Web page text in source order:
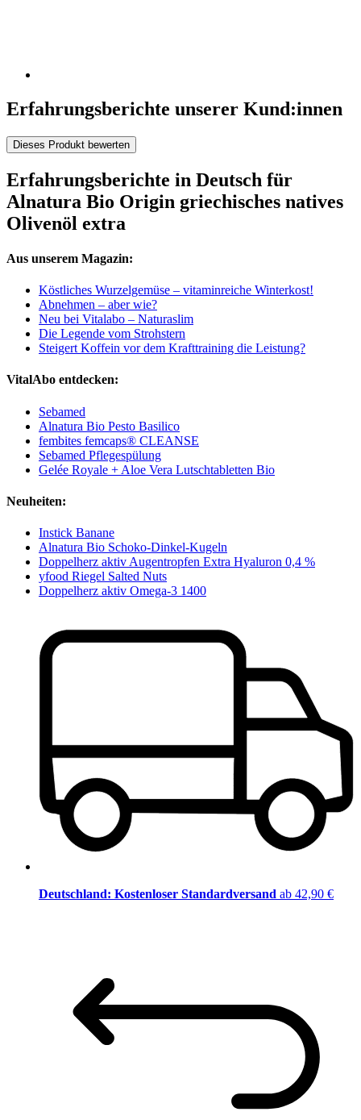
Erfahrungsberichte unserer Kund:innen
Dieses Produkt bewerten
Erfahrungsberichte in Deutsch für
Alnatura Bio Origin griechisches natives
Olivenöl extra
Aus unserem Magazin:
Köstliches Wurzelgemüse – vitaminreiche Winterkost!
Abnehmen – aber wie?
Neu bei Vitalabo – Naturaslim
Die Legende vom Strohstern
Steigert Koffein vor dem Krafttraining die Leistung?
VitalAbo entdecken:
Sebamed
Alnatura Bio Pesto Basilico
fembites femcaps® CLEANSE
Sebamed Pflegespülung
Gelée Royale + Aloe Vera Lutschtabletten Bio
Neuheiten:
Instick Banane
Alnatura Bio Schoko-Dinkel-Kugeln
Doppelherz aktiv Augentropfen Extra Hyaluron 0,4 %
yfood Riegel Salted Nuts
Doppelherz aktiv Omega-3 1400
Deutschland: Kostenloser Standardversand ab 42,90 €